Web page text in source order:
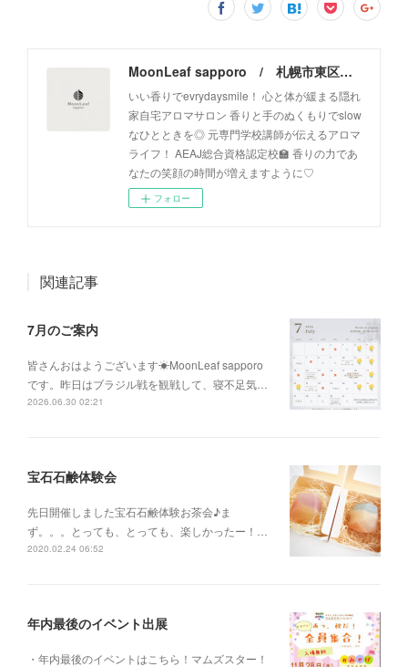
MoonLeaf sapporo / 札幌市東区の100種類以上の香りが楽しめるアロマスクール＆トリートメントサロン
いい香りでevrydaysmile！ 心と体が緩まる隠れ
家自宅アロマサロン 香りと手のぬくもりでslow
なひとときを◎ 元専門学校講師が伝えるアロマ
ライフ！ AEAJ総合資格認定校🏫 香りの力であ
なたの笑顔の時間が増えますように♡
フォロー
関連記事
7月のご案内
皆さんおはようございます☀MoonLeaf sapporo
です。昨日はブラジル戦を観戦して、寝不足気…
2026.06.30 02:21
宝石石鹸体験会
先日開催しました宝石石鹸体験お茶会♪ま
ず。。。とっても、とっても、楽しかったー！…
2020.02.24 06:52
年内最後のイベント出展
・年内最後のイベントはこちら！マムズスター！